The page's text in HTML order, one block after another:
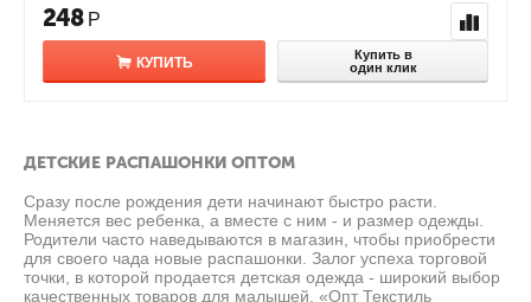
248 Р
КУПИТЬ
Купить в
один клик
ДЕТСКИЕ РАСПАШОНКИ ОПТОМ
Сразу после рождения дети начинают быстро расти.
Меняется вес ребенка, а вместе с ним - и размер одежды.
Родители часто наведываются в магазин, чтобы приобрести
для своего чада новые распашонки. Залог успеха торговой
точки, в которой продается детская одежда - широкий выбор
качественных товаров для малышей. «Опт Текстиль